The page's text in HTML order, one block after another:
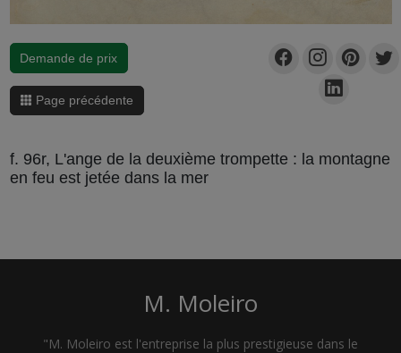
Demande de prix
Page précédente
f. 96r, L'ange de la deuxième trompette : la montagne
en feu est jetée dans la mer
M. Moleiro
"M. Moleiro est l'entreprise la plus prestigieuse dans le